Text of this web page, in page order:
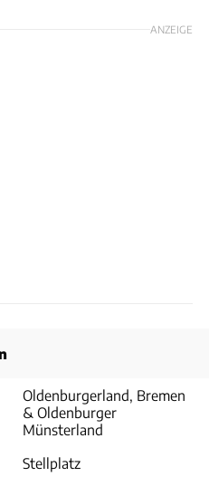
ANZEIGE
Oldenburgerland, Bremen
& Oldenburger
Münsterland
Stellplatz